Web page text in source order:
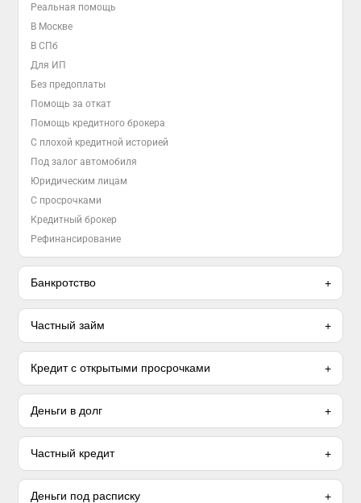
Реальная помощь
В Москве
В СПб
Для ИП
Без предоплаты
Помощь за откат
Помощь кредитного брокера
С плохой кредитной историей
Под залог автомобиля
Юридическим лицам
С просрочками
Кредитный брокер
Рефинансирование
Банкротство
Частный займ
Кредит с открытыми просрочками
Деньги в долг
Частный кредит
Деньги под расписку